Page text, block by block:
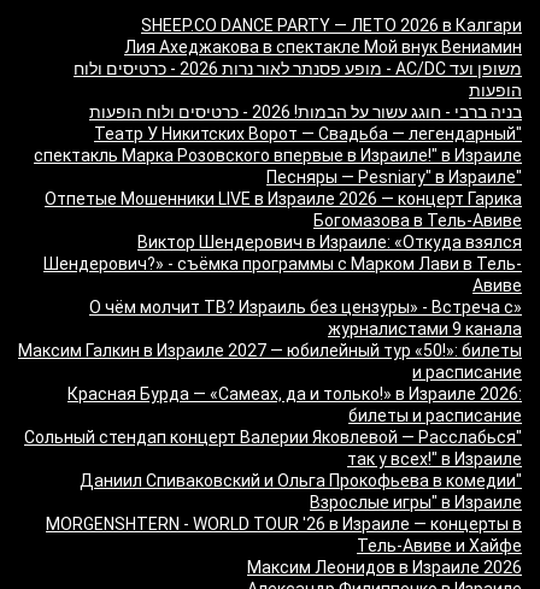
SHEEP.CO DANCE PARTY — ЛЕТО 2026 в Калгари
Лия Ахеджакова в спектакле Мой внук Вениамин
משופן ועד AC/DC - מופע פסנתר לאור נרות 2026 - כרטיסים ולוח
הופעות
בניה ברבי - חוגג עשור על הבמות! 2026 - כרטיסים ולוח הופעות
"Театр У Никитских Ворот — Свадьба — легендарный
спектакль Марка Розовского впервые в Израиле!" в Израиле
"Песняры — Pesniary" в Израиле
Отпетые Мошенники LIVE в Израиле 2026 — концерт Гарика
Богомазова в Тель-Авиве
Виктор Шендерович в Израиле: «Откуда взялся
Шендерович?» - съёмка программы с Марком Лави в Тель-
Авиве
«О чём молчит ТВ? Израиль без цензуры» - Встреча с
журналистами 9 канала
Максим Галкин в Израиле 2027 — юбилейный тур «50!»: билеты
и расписание
Красная Бурда — «Самеах, да и только!» в Израиле 2026:
билеты и расписание
"Сольный стендап концерт Валерии Яковлевой — Расслабься
так у всех!" в Израиле
"Даниил Спиваковский и Ольга Прокофьева в комедии
Взрослые игры" в Израиле
MORGENSHTERN - WORLD TOUR '26 в Израиле — концерты в
Тель-Авиве и Хайфе
Максим Леонидов в Израиле 2026